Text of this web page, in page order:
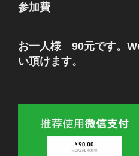
参加費
お一人様 90元です。
い頂けます。